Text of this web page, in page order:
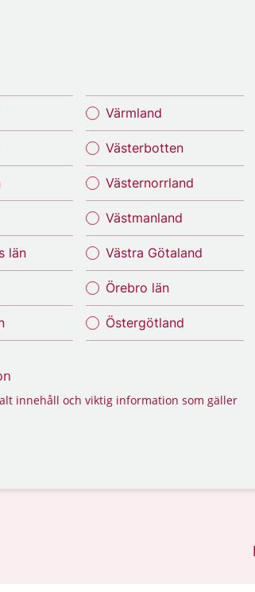
län
Värmland
Västerbotten
Västernorrland
Västmanland
Västra Götaland
Örebro län
Östergötland
innehåll och viktig information som gäller